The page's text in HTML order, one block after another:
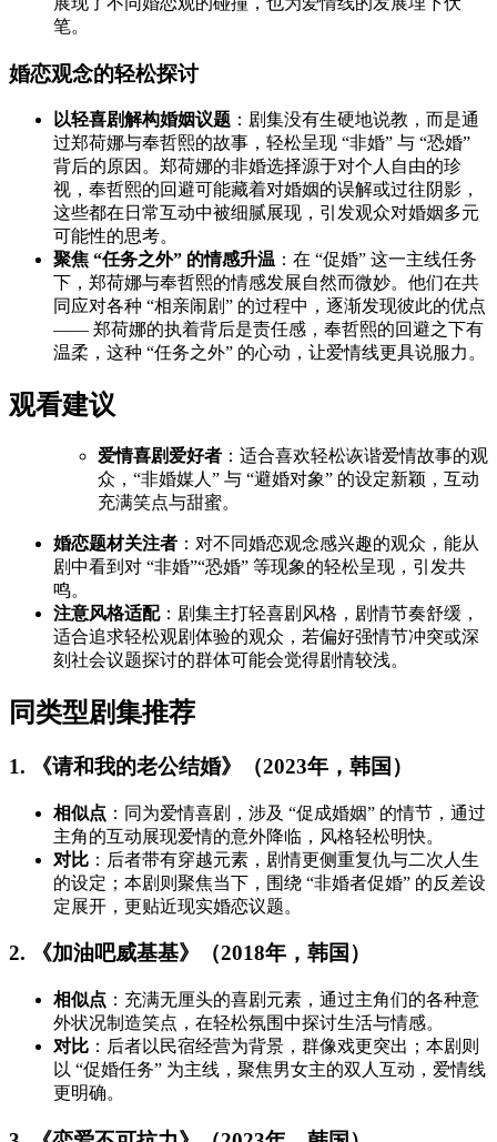
笔。
婚恋观念的轻松探讨
以轻喜剧解构婚姻议题 ：剧集没有生硬地说教，而是通
过郑荷娜与奉哲熙的故事，轻松呈现 “非婚” 与 “恐婚”
背后的原因。郑荷娜的非婚选择源于对个人自由的珍
视，奉哲熙的回避可能藏着对婚姻的误解或过往阴影，
这些都在日常互动中被细腻展现，引发观众对婚姻多元
可能性的思考。
聚焦 “任务之外” 的情感升温 ：在 “促婚” 这一主线任务
下，郑荷娜与奉哲熙的情感发展自然而微妙。他们在共
同应对各种 “相亲闹剧” 的过程中，逐渐发现彼此的优点
—— 郑荷娜的执着背后是责任感，奉哲熙的回避之下有
温柔，这种 “任务之外” 的心动，让爱情线更具说服力。
观看建议
爱情喜剧爱好者 ：适合喜欢轻松诙谐爱情故事的观
众，“非婚媒人” 与 “避婚对象” 的设定新颖，互动
充满笑点与甜蜜。
婚恋题材关注者 ：对不同婚恋观念感兴趣的观众，能从
剧中看到对 “非婚”“恐婚” 等现象的轻松呈现，引发共
鸣。
注意风格适配：剧集主打轻喜剧风格，剧情节奏舒缓，
适合追求轻松观剧体验的观众，若偏好强情节冲突或深
刻社会议题探讨的群体可能会觉得剧情较浅。
同类型剧集推荐
1. 《请和我的老公结婚》（2023年，韩国）
相似点 ：同为爱情喜剧，涉及 “促成婚姻” 的情节，通过
主角的互动展现爱情的意外降临，风格轻松明快。
对比 ：后者带有穿越元素，剧情更侧重复仇与二次人生
的设定；本剧则聚焦当下，围绕 “非婚者促婚” 的反差设
定展开，更贴近现实婚恋议题。
2. 《加油吧威基基》（2018年，韩国）
相似点 ：充满无厘头的喜剧元素，通过主角们的各种意
外状况制造笑点，在轻松氛围中探讨生活与情感。
对比 ：后者以民宿经营为背景，群像戏更突出；本剧则
以 “促婚任务” 为主线，聚焦男女主的双人互动，爱情线
更明确。